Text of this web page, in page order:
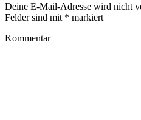
Deine E-Mail-Adresse wird nicht
Felder sind mit * markiert
Kommentar